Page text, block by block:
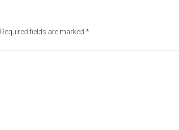
Required fields are marked *